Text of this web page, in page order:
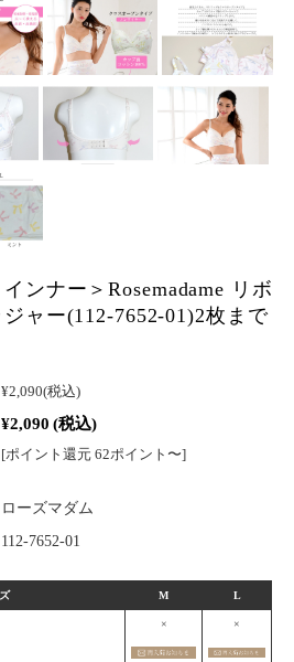
ンナー＞Rosemadame リボ
ャー(112-7652-01)2枚まで
¥2,090(税込)
¥2,090 (税込)
[ポイント還元 62ポイント〜]
ローズマダム
112-7652-01
M L
× ×